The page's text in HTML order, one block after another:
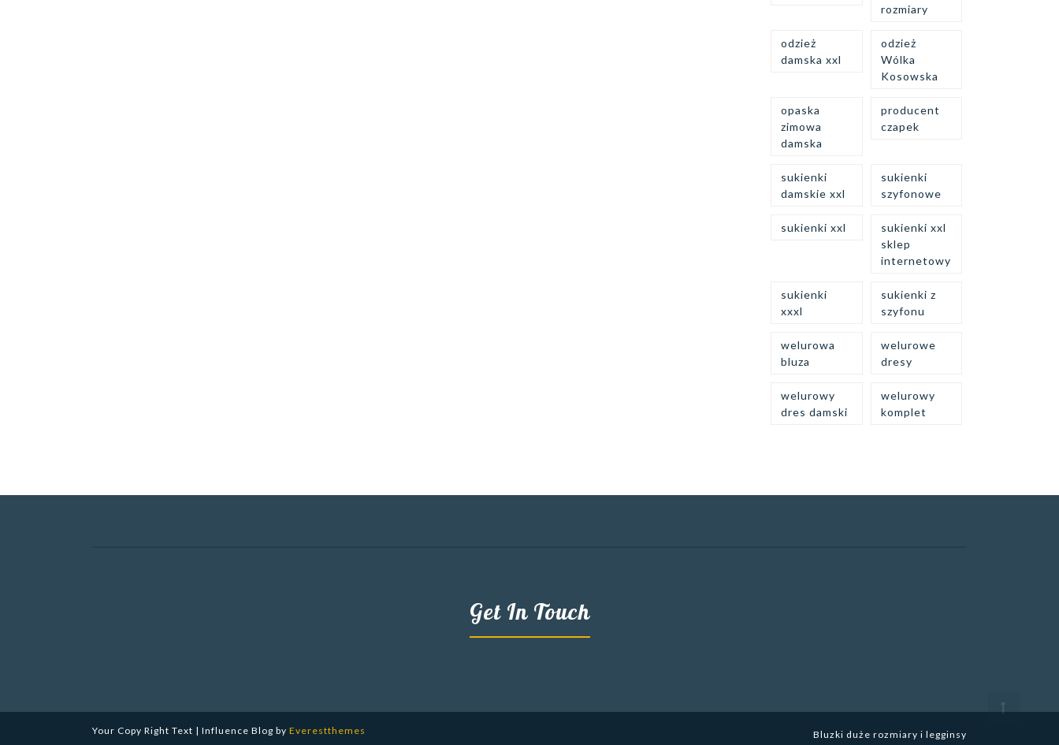
rozmiary
odzież
damska xxl
odzież
Wólka
Kosowska
opaska
zimowa
damska
producent
czapek
sukienki
damskie xxl
sukienki
szyfonowe
sukienki xxl
sukienki xxl
sklep
internetowy
sukienki
xxxl
sukienki z
szyfonu
welurowa
bluza
welurowe
dresy
welurowy
dres damski
welurowy
komplet
Get In Touch
Your Copy Right Text | Influence Blog by Everestthemes Bluzki duże rozmiary i legginsy